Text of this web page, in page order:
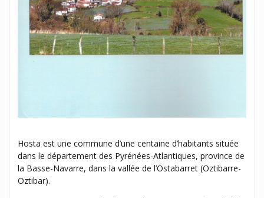
Hosta est une commune d’une centaine d’habitants située
dans le département des Pyrénées-Atlantiques, province de
la Basse-Navarre, dans la vallée de l’Ostabarret (Oztibarre-
Oztibar).